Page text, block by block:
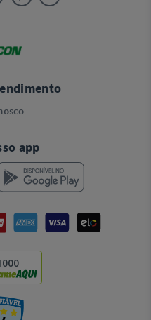
app